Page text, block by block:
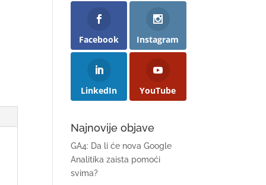
Facebook Instagram
LinkedIn YouTube
Najnovije objave
GA4: Da li će nova Google
Analitika zaista pomoći
svima?